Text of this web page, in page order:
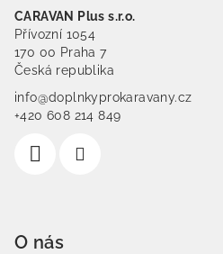
CARAVAN Plus s.r.o.
Přívozní 1054
170 00 Praha 7
Česká republika
info@doplnkyprokaravany.cz
+420 608 214 849
O nás